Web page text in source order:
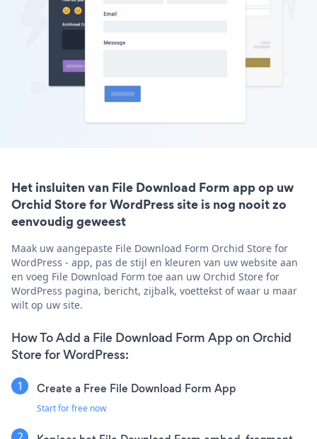
Het insluiten van File Download Form app op uw
Orchid Store for WordPress site is nog nooit zo
eenvoudig geweest
Maak uw aangepaste File Download Form Orchid Store for
WordPress - app, pas de stijl en kleuren van uw website aan
en voeg File Download Form toe aan uw Orchid Store for
WordPress pagina, bericht, zijbalk, voettekst of waar u maar
wilt op uw site.
How To Add a File Download Form App on Orchid
Store for WordPress:
Create a Free File Download Form App
Start for free now